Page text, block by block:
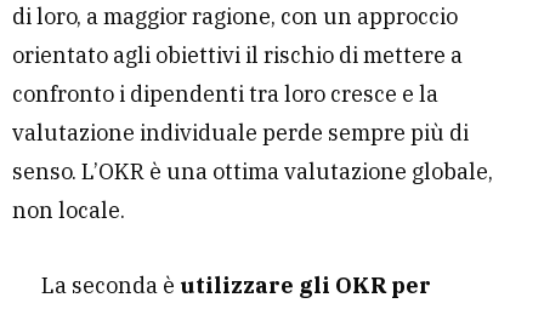
di loro, a maggior ragione, con un approccio
orientato agli obiettivi il rischio di mettere a
confronto i dipendenti tra loro cresce e la
valutazione individuale perde sempre più di
senso. L’OKR è una ottima valutazione globale,
non locale.
La seconda è utilizzare gli OKR per